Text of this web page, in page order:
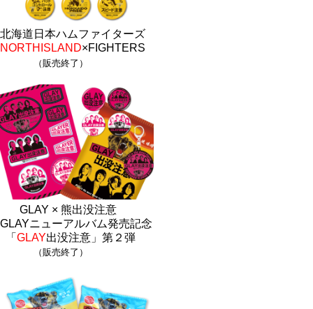
北海道日本ハムファイターズ
NORTHISLAND×FIGHTERS
（販売終了）
GLAY × 熊出没注意
GLAYニューアルバム発売記念
「 GLAY出没注意」第２弾
（販売終了）